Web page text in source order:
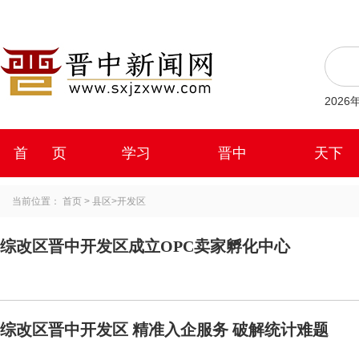
2026
首 页 学习 晋中 天下
当前位置： 首页 > 县区>开发区
综改区晋中开发区成立OPC卖家孵化中心
综改区晋中开发区 精准入企服务 破解统计难题